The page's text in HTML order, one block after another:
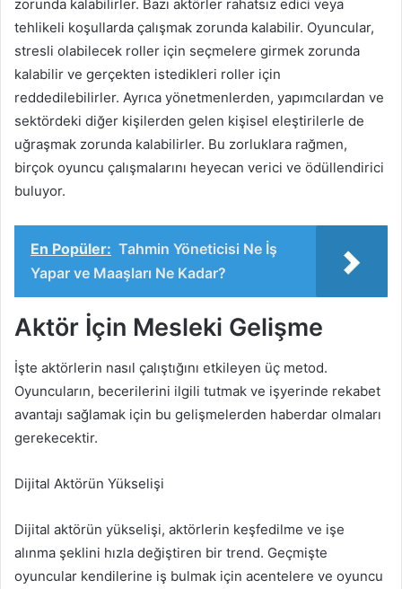
zorunda kalabilirler. Bazı aktörler rahatsız edici veya
tehlikeli koşullarda çalışmak zorunda kalabilir. Oyuncular,
stresli olabilecek roller için seçmelere girmek zorunda
kalabilir ve gerçekten istedikleri roller için
reddedilebilirler. Ayrıca yönetmenlerden, yapımcılardan ve
sektördeki diğer kişilerden gelen kişisel eleştirilerle de
uğraşmak zorunda kalabilirler. Bu zorluklara rağmen,
birçok oyuncu çalışmalarını heyecan verici ve ödüllendirici
buluyor.
En Popüler: Tahmin Yöneticisi Ne İş
Yapar ve Maaşları Ne Kadar?
Aktör İçin Mesleki Gelişme
İşte aktörlerin nasıl çalıştığını etkileyen üç metod.
Oyuncuların, becerilerini ilgili tutmak ve işyerinde rekabet
avantajı sağlamak için bu gelişmelerden haberdar olmaları
gerekecektir.
Dijital Aktörün Yükselişi
Dijital aktörün yükselişi, aktörlerin keşfedilme ve işe
alınma şeklini hızla değiştiren bir trend. Geçmişte
oyuncular kendilerine iş bulmak için acentelere ve oyuncu